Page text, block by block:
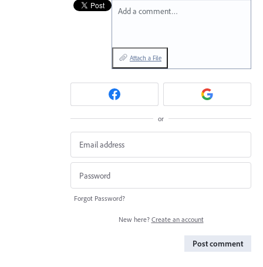
Add a comment…
Attach a File
or
Forgot Password?
New here? Create an account
Post comment